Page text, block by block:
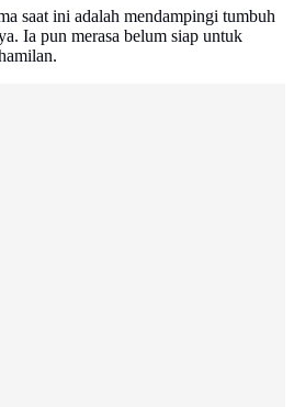
saat ini adalah mendampingi tumbuh
Ia pun merasa belum siap untuk